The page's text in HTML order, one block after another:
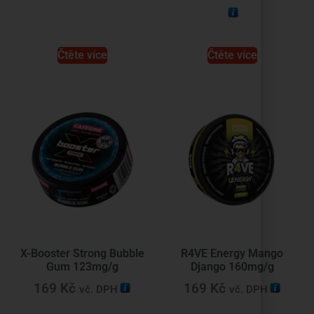
Čtěte více Čtěte více
X-Booster Strong Bubble
Gum 123mg/g
169 Kč vč. DPH
R4VE Energy Mango
Django 160mg/g
169 Kč vč. DPH